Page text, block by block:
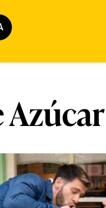
Azúcar